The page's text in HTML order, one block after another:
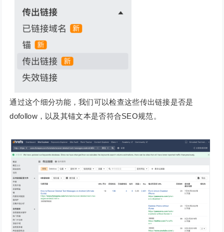
通过这个细分功能，我们可以检查这些传出链接是否是
dofollow，以及其锚文本是否符合SEO规范。